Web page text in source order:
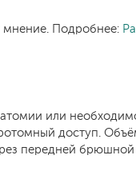
мнение. Подробнее:
или
доступ.
передней брюшной